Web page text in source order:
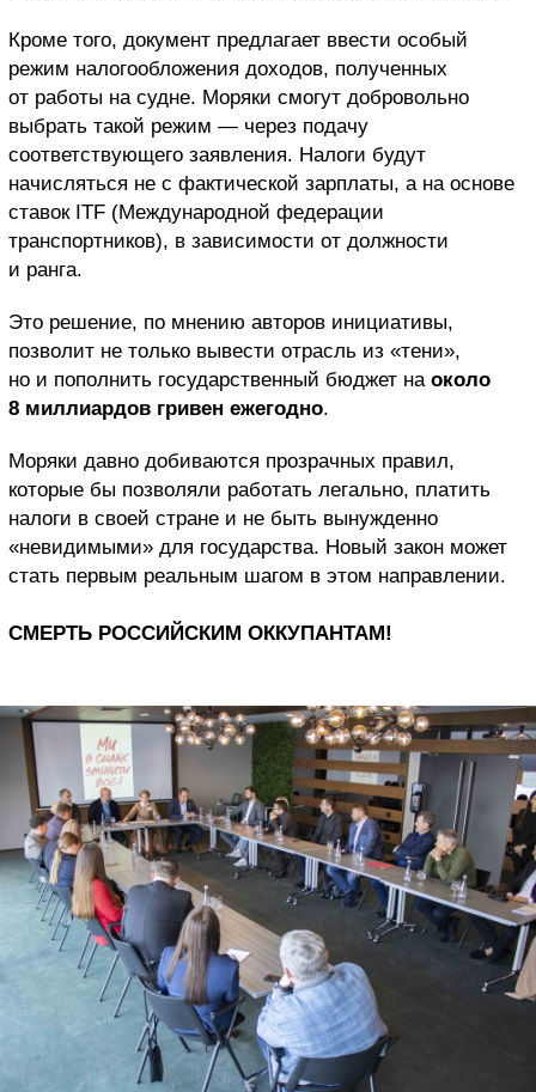
Кроме того, документ предлагает ввести особый
режим налогообложения доходов, полученных
от работы на судне. Моряки смогут добровольно
выбрать такой режим — через подачу
соответствующего заявления. Налоги будут
начисляться не с фактической зарплаты, а на основе
ставок ITF (Международной федерации
транспортников), в зависимости от должности
и ранга.
Это решение, по мнению авторов инициативы,
позволит не только вывести отрасль из «тени»,
но и пополнить государственный бюджет на около
8 миллиардов гривен ежегодно.
Моряки давно добиваются прозрачных правил,
которые бы позволяли работать легально, платить
налоги в своей стране и не быть вынужденно
«невидимыми» для государства. Новый закон может
стать первым реальным шагом в этом направлении.
СМЕРТЬ РОССИЙСКИМ ОККУПАНТАМ!